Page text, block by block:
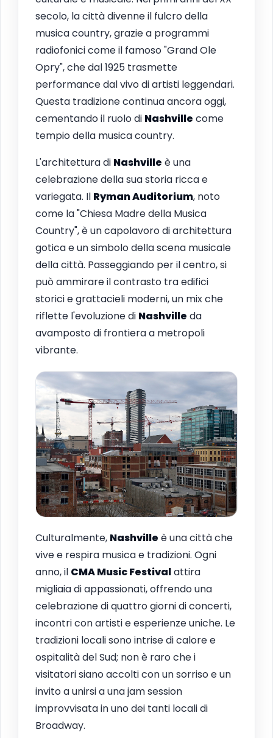
secolo, la città divenne il fulcro della
musica country, grazie a programmi
radiofonici come il famoso "Grand Ole
Opry", che dal 1925 trasmette
performance dal vivo di artisti leggendari.
Questa tradizione continua ancora oggi,
cementando il ruolo di Nashville come
tempio della musica country.
L'architettura di Nashville è una
celebrazione della sua storia ricca e
variegata. Il Ryman Auditorium, noto
come la "Chiesa Madre della Musica
Country", è un capolavoro di architettura
gotica e un simbolo della scena musicale
della città. Passeggiando per il centro, si
può ammirare il contrasto tra edifici
storici e grattacieli moderni, un mix che
riflette l'evoluzione di Nashville da
avamposto di frontiera a metropoli
vibrante.
Culturalmente, Nashville è una città che
vive e respira musica e tradizioni. Ogni
anno, il CMA Music Festivalattira
migliaia di appassionati, offrendo una
celebrazione di quattro giorni di concerti,
incontri con artisti e esperienze uniche. Le
tradizioni locali sono intrise di calore e
ospitalità del Sud; non è raro che i
visitatori siano accolti con un sorriso e un
invito a unirsi a una jam session
improvvisata in uno dei tanti locali di
Broadway.